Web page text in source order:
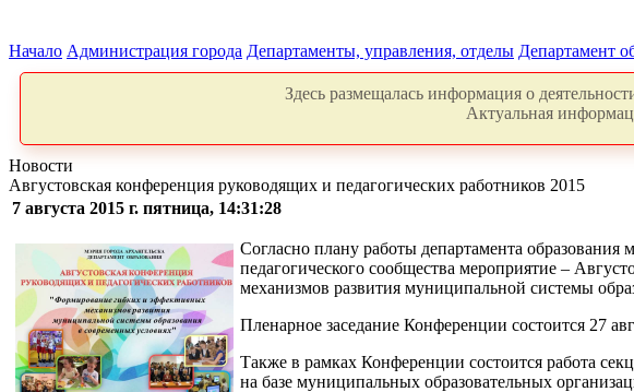
Начало Администрация города Департаменты, управления, отделы Департамент
Здесь размещалась информация о
Актуальная
Новости
Августовская конференция руководящих и педагогических работников 2015
7 августа 2015 г. пятница, 14:31:28
Согласно плану работы департамента образования
педагогического сообщества мероприятие –
механизмов развития муниципальной системы
Пленарное заседание Конференции состоится 27
Также в рамках Конференции состоится работа
на базе муниципальных образовательных